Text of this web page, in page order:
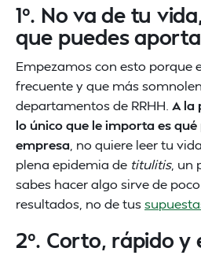
1º. No va de tu
que puedes
Empezamos con esto porque
frecuente y que más
departamentos de RRHH. A la
lo único que le importa es
empresa , no quiere leer tu
plena epidemia de titulitis, un
sabes hacer algo sirve de
resultados, no de tus
2º. Corto, rápido